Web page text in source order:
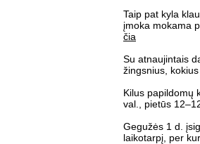
Taip pat kyla
įmoka mokama
čia
Su atnaujintais
žingsnius,
Kilus papildomų
val., pietūs
Gegužės 1 d.
laikotarpį, per